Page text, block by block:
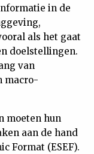
in de
als het gaat
doelstellingen.
van
macro-
moeten hun
aan de hand
Format (ESEF).